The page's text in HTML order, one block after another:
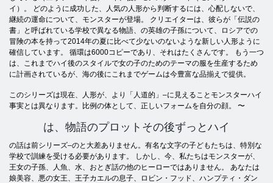
イ）。 どのように成功した、人気の人形から判断するには、心配しないで、
継続の運命について、モンスターが登場。 クリエイターは、彼らが「伝説の
書」と呼ばれている学校で異なる物語、の英雄の子孫について、ロシアでの
冒険の本を持って2014年の夏に比べて少ないのないような新しい人形ように
確信しています。 循環は6000コピーであり、それはたくさんです。 もう一つ
は、これまでハイ後のスタイルで女の子のためのテーマの服を生産するため
に計画されているが、海の後にこれまでゲームは今豊富な品揃えで提供。
このシリーズは現在、人形が、より「人道的」–に見えることモンスターハイ
事実とは異なります。比例の体として、正しいフォームを自分の顔。 〜
は、物語のプロットその後ずっとハイ
の話は前シリーズ–のと大差ありません。有名な文字の子どもたちは、特別な
学校で訓練を受ける必要があります。 しかし、今、私たちはモンスターが、
王女の子孫、人魚、水、おとぎ話の他のヒーローではありません。 あなたは
娘美容、悪の女王、王子カエルの息子、ロビン・フッド、ハンプティ・ダン